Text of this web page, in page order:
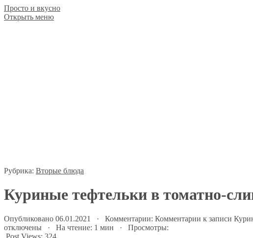
Просто и вкусно
Открыть меню
Рубрика: Вторые блюда
Куриные тефтельки в томатно-
Опубликовано 06.01.2021 · Комментарии: Комментарии к записи
отключены · На чтение: 1 мин · Просмотры:
Post Views: 324